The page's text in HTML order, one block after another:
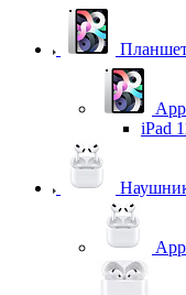
iPad